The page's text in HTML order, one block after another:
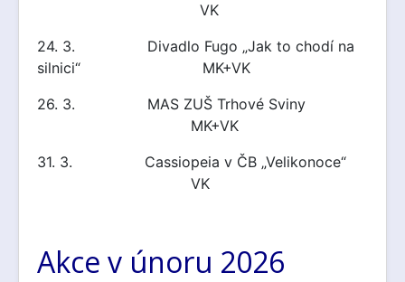
VK
24. 3. Divadlo Fugo „Jak to chodí na
silnici“ MK+VK
26. 3. MAS ZUŠ Trhové Sviny
MK+VK
31. 3. Cassiopeia v ČB „Velikonoce“
VK
Akce v únoru 2026